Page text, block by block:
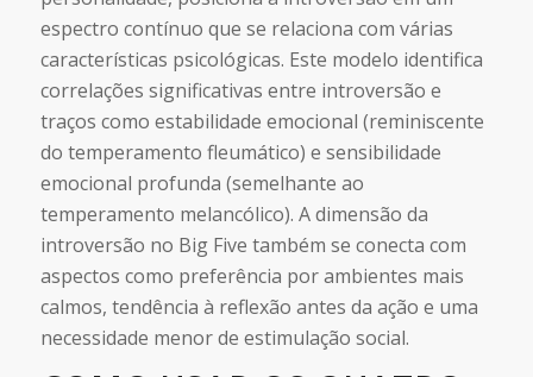
espectro contínuo que se relaciona com várias
características psicológicas. Este modelo identifica
correlações significativas entre introversão e
traços como estabilidade emocional (reminiscente
do temperamento fleumático) e sensibilidade
emocional profunda (semelhante ao
temperamento melancólico). A dimensão da
introversão no Big Five também se conecta com
aspectos como preferência por ambientes mais
calmos, tendência à reflexão antes da ação e uma
necessidade menor de estimulação social.